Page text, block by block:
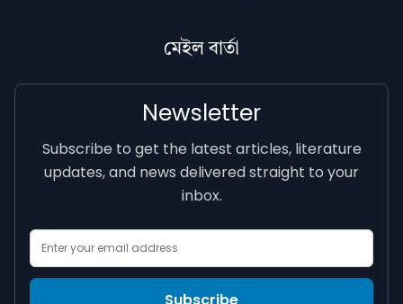
মেইল বাৰ্তা
Newsletter
Subscribe to get the latest articles, literature
updates, and news delivered straight to your
inbox.
Email Address